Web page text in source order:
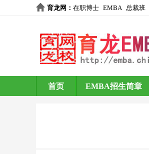
育龙网 ： 在职博士 EMBA 总裁班
首页 EMBA招生简章